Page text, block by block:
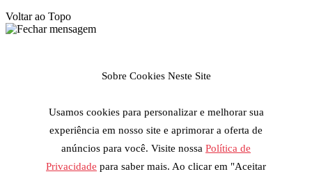
Voltar ao Topo
Sobre Cookies Neste Site
Usamos cookies para personalizar e melhorar sua
experiência em nosso site e aprimorar a oferta de
anúncios para você. Visite nossa Política de
Privacidade para saber mais. Ao clicar em "Aceitar